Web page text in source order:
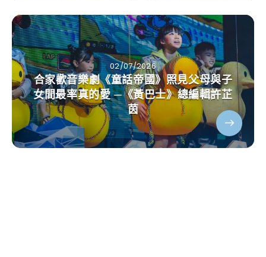
02/07/2026
合家歡音樂劇《童話帝國》照見父母與子
女間最率真的愛 ─《黃巴士》總編輯許芷
茵